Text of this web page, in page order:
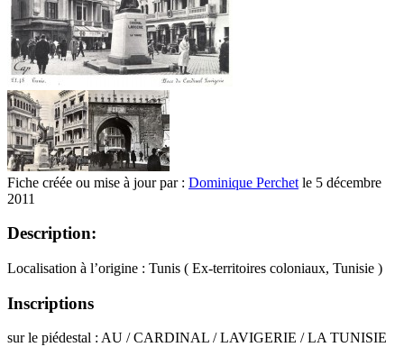
Fiche créée ou mise à jour par : Dominique Perchet le 5 décembre
2011
Description:
Localisation à l’origine : Tunis ( Ex-territoires coloniaux, Tunisie )
Inscriptions
sur le piédestal : AU / CARDINAL / LAVIGERIE / LA TUNISIE